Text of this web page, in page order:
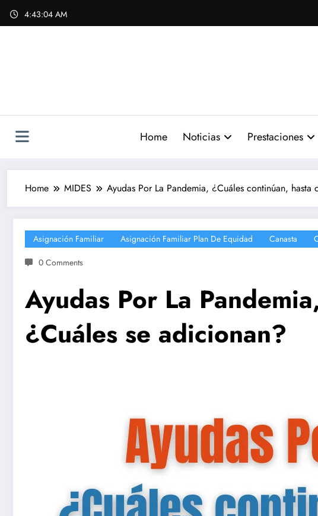
Skip
4:43:05 AM
Home Noticias Prestaciones
Home MIDES Ayudas Por La Pandemia, ¿Cuáles continúan,
Asignación Familiar Asignación Familiar Plan De Equidad Canasta
0 Comments
Ayudas Por La
¿Cuáles se adicionan?